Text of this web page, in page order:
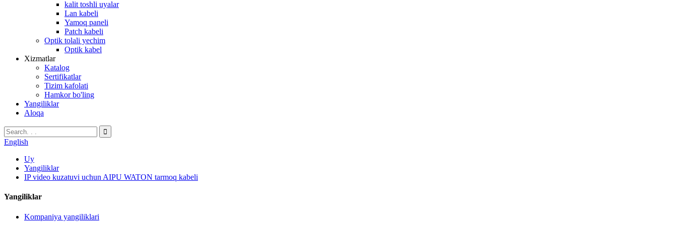
kalit toshli uyalar
Lan kabeli
Yamoq paneli
Patch kabeli
Optik tolali yechim
Optik kabel
Xizmatlar
Katalog
Sertifikatlar
Tizim kafolati
Hamkor bo'ling
Yangiliklar
Aloqa
English
Uy
Yangiliklar
IP video kuzatuvi uchun AIPU WATON tarmoq kabeli
Yangiliklar
Kompaniya yangiliklari